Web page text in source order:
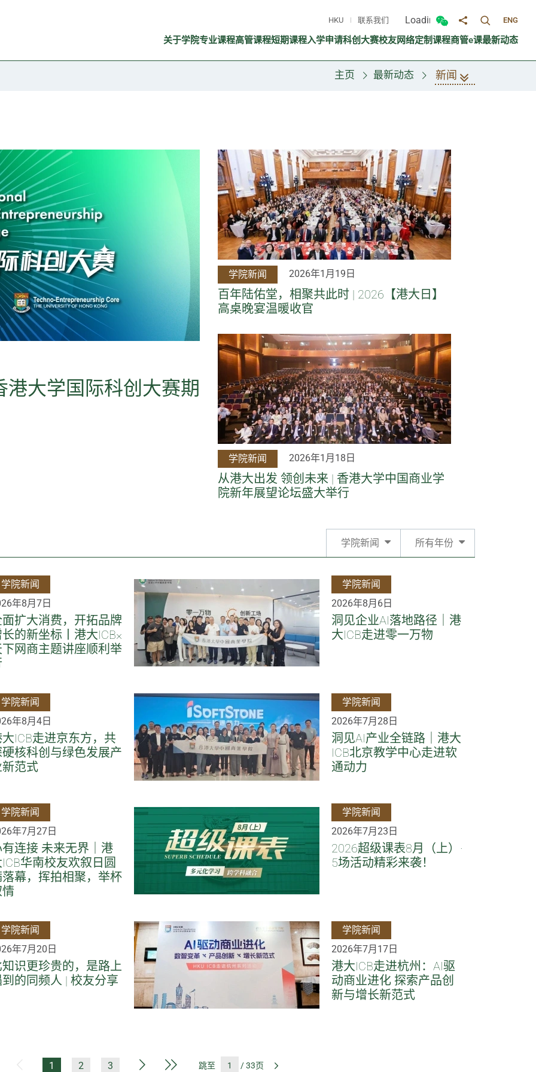
HKU 联系我们 Loading...
切换微信面板
分享至切换搜寻面
ENG
关于学院专业课程高管课程短期课程入学申请科创大赛校友网络定制课程商管e课最新动态
主页 最新动态 新闻
大学国际科创大赛期
学院新闻 2026年1月19日
百年陆佑堂，相聚共此时 | 2026【港大日】
高桌晚宴温暖收官
学院新闻 2026年1月18日
从港大出发 领创未来 | 香港大学中国商业学
院新年展望论坛盛大举行
学院新闻 所有年份
学院新闻
年8月7日
扩大消费，开拓品牌
的新坐标丨港大ICB×
网商主题讲座顺利举
学院新闻
2026年8月6日
洞见企业AI落地路径｜港
大ICB走进零一万物
学院新闻
年8月4日
ICB走进京东方，共
核科创与绿色发展产
范式
学院新闻
2026年7月28日
洞见AI产业全链路｜港大
ICB北京教学中心走进软
通动力
学院新闻
年7月27日
连接 未来无界｜港
华南校友欢叙日圆
幕，挥拍相聚，举杯
学院新闻
2026年7月23日
2026超级课表8月（上）·
5场活动精彩来袭！
学院新闻
年7月20日
识更珍贵的，是路上
的同频人 | 校友分享
学院新闻
2026年7月17日
港大ICB走进杭州：AI驱
动商业进化 探索产品创
新与增长新范式
上一页
1 2 3 下一页 最后一页
跳至 / 33页